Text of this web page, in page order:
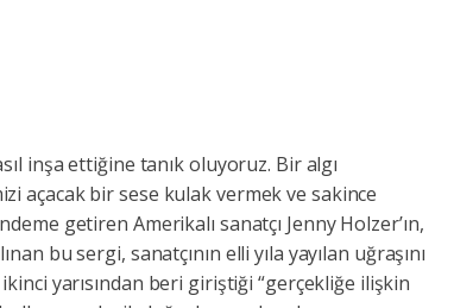
inşa ettiğine tanık oluyoruz. Bir algı
açacak bir sese kulak vermek ve sakince
getiren Amerikalı sanatçı Jenny Holzer’ın,
bu sergi, sanatçının elli yıla yayılan uğraşını
yarısından beri giriştiği “gerçekliğe ilişkin